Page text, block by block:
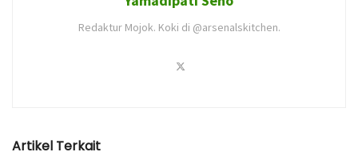
Redaktur Mojok. Koki di @arsenalskitchen.
Artikel Terkait